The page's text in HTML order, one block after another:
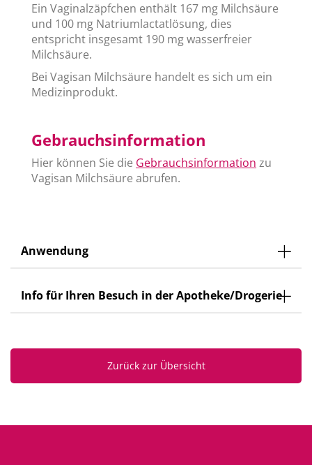
Ein Vaginalzäpfchen enthält 167 mg Milchsäure
und 100 mg Natriumlactatlösung, dies
entspricht insgesamt 190 mg wasserfreier
Milchsäure.
Bei Vagisan Milchsäure handelt es sich um ein
Medizinprodukt.
Gebrauchsinformation
Hier können Sie die Gebrauchsinformation zu
Vagisan Milchsäure abrufen.
Anwendung
Info für Ihren Besuch in der Apotheke/Drogerie
Zurück zur Übersicht